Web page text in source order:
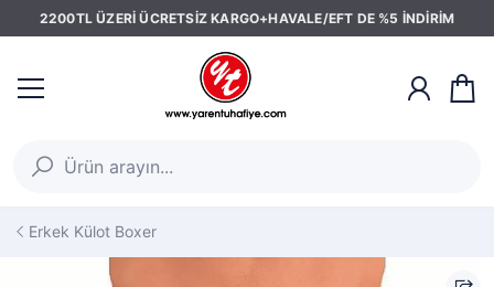
2200TL ÜZERİ ÜCRETSİZ KARGO+HAVALE/EFT DE %5 İNDİRİM
Erkek Külot Boxer